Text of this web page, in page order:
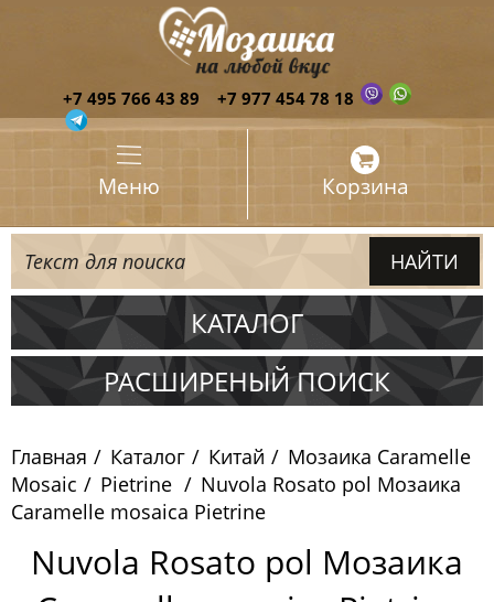
+7 495 766 43 89 +7 977 454 78 18
Меню Корзина
КАТАЛОГ
Испания
Китай
Pixelmosaic
Зеркала NS Bath
РАСШИРЕНЫЙ ПОИСК
Главная Каталог Китай
Мозаика Caramelle
Mosaic
Pietrine
Nuvola Rosato pol Мозаика
Caramelle mosaica Pietrine
Nuvola Rosato pol Мозаика